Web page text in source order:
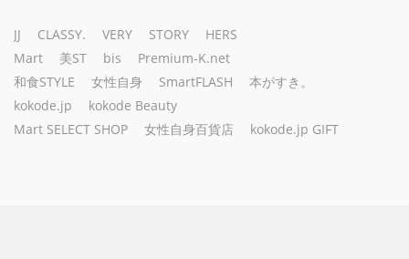
JJ CLASSY. VERY STORY
HERS
Mart
美ST bis
Premium-K.net
和食STYLE
女性自身 SmartFLASH
本がすき。
kokode.jp
kokode Beauty
Mart SELECT SHOP
女性自身百貨店 kokode.jp GIFT